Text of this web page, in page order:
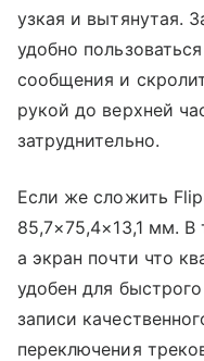
узкая и вытянутая.
удобно
сообщения и
рукой до верхней
затруднительно.
Если же сложить
85,7×75,4×13,1 мм. В
а экран почти что
удобен для
записи
переключения